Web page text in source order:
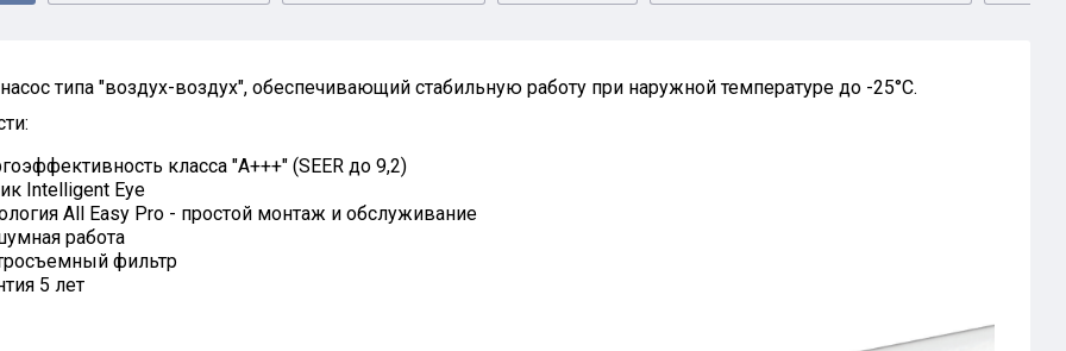
типа "воздух-воздух", обеспечивающий стабильную работу при наружной температуре до -25°C.
класса "А+++" (SEER до 9,2)
Intelligent Eye
All Easy Pro - простой монтаж и обслуживание
работа
фильтр
5 лет